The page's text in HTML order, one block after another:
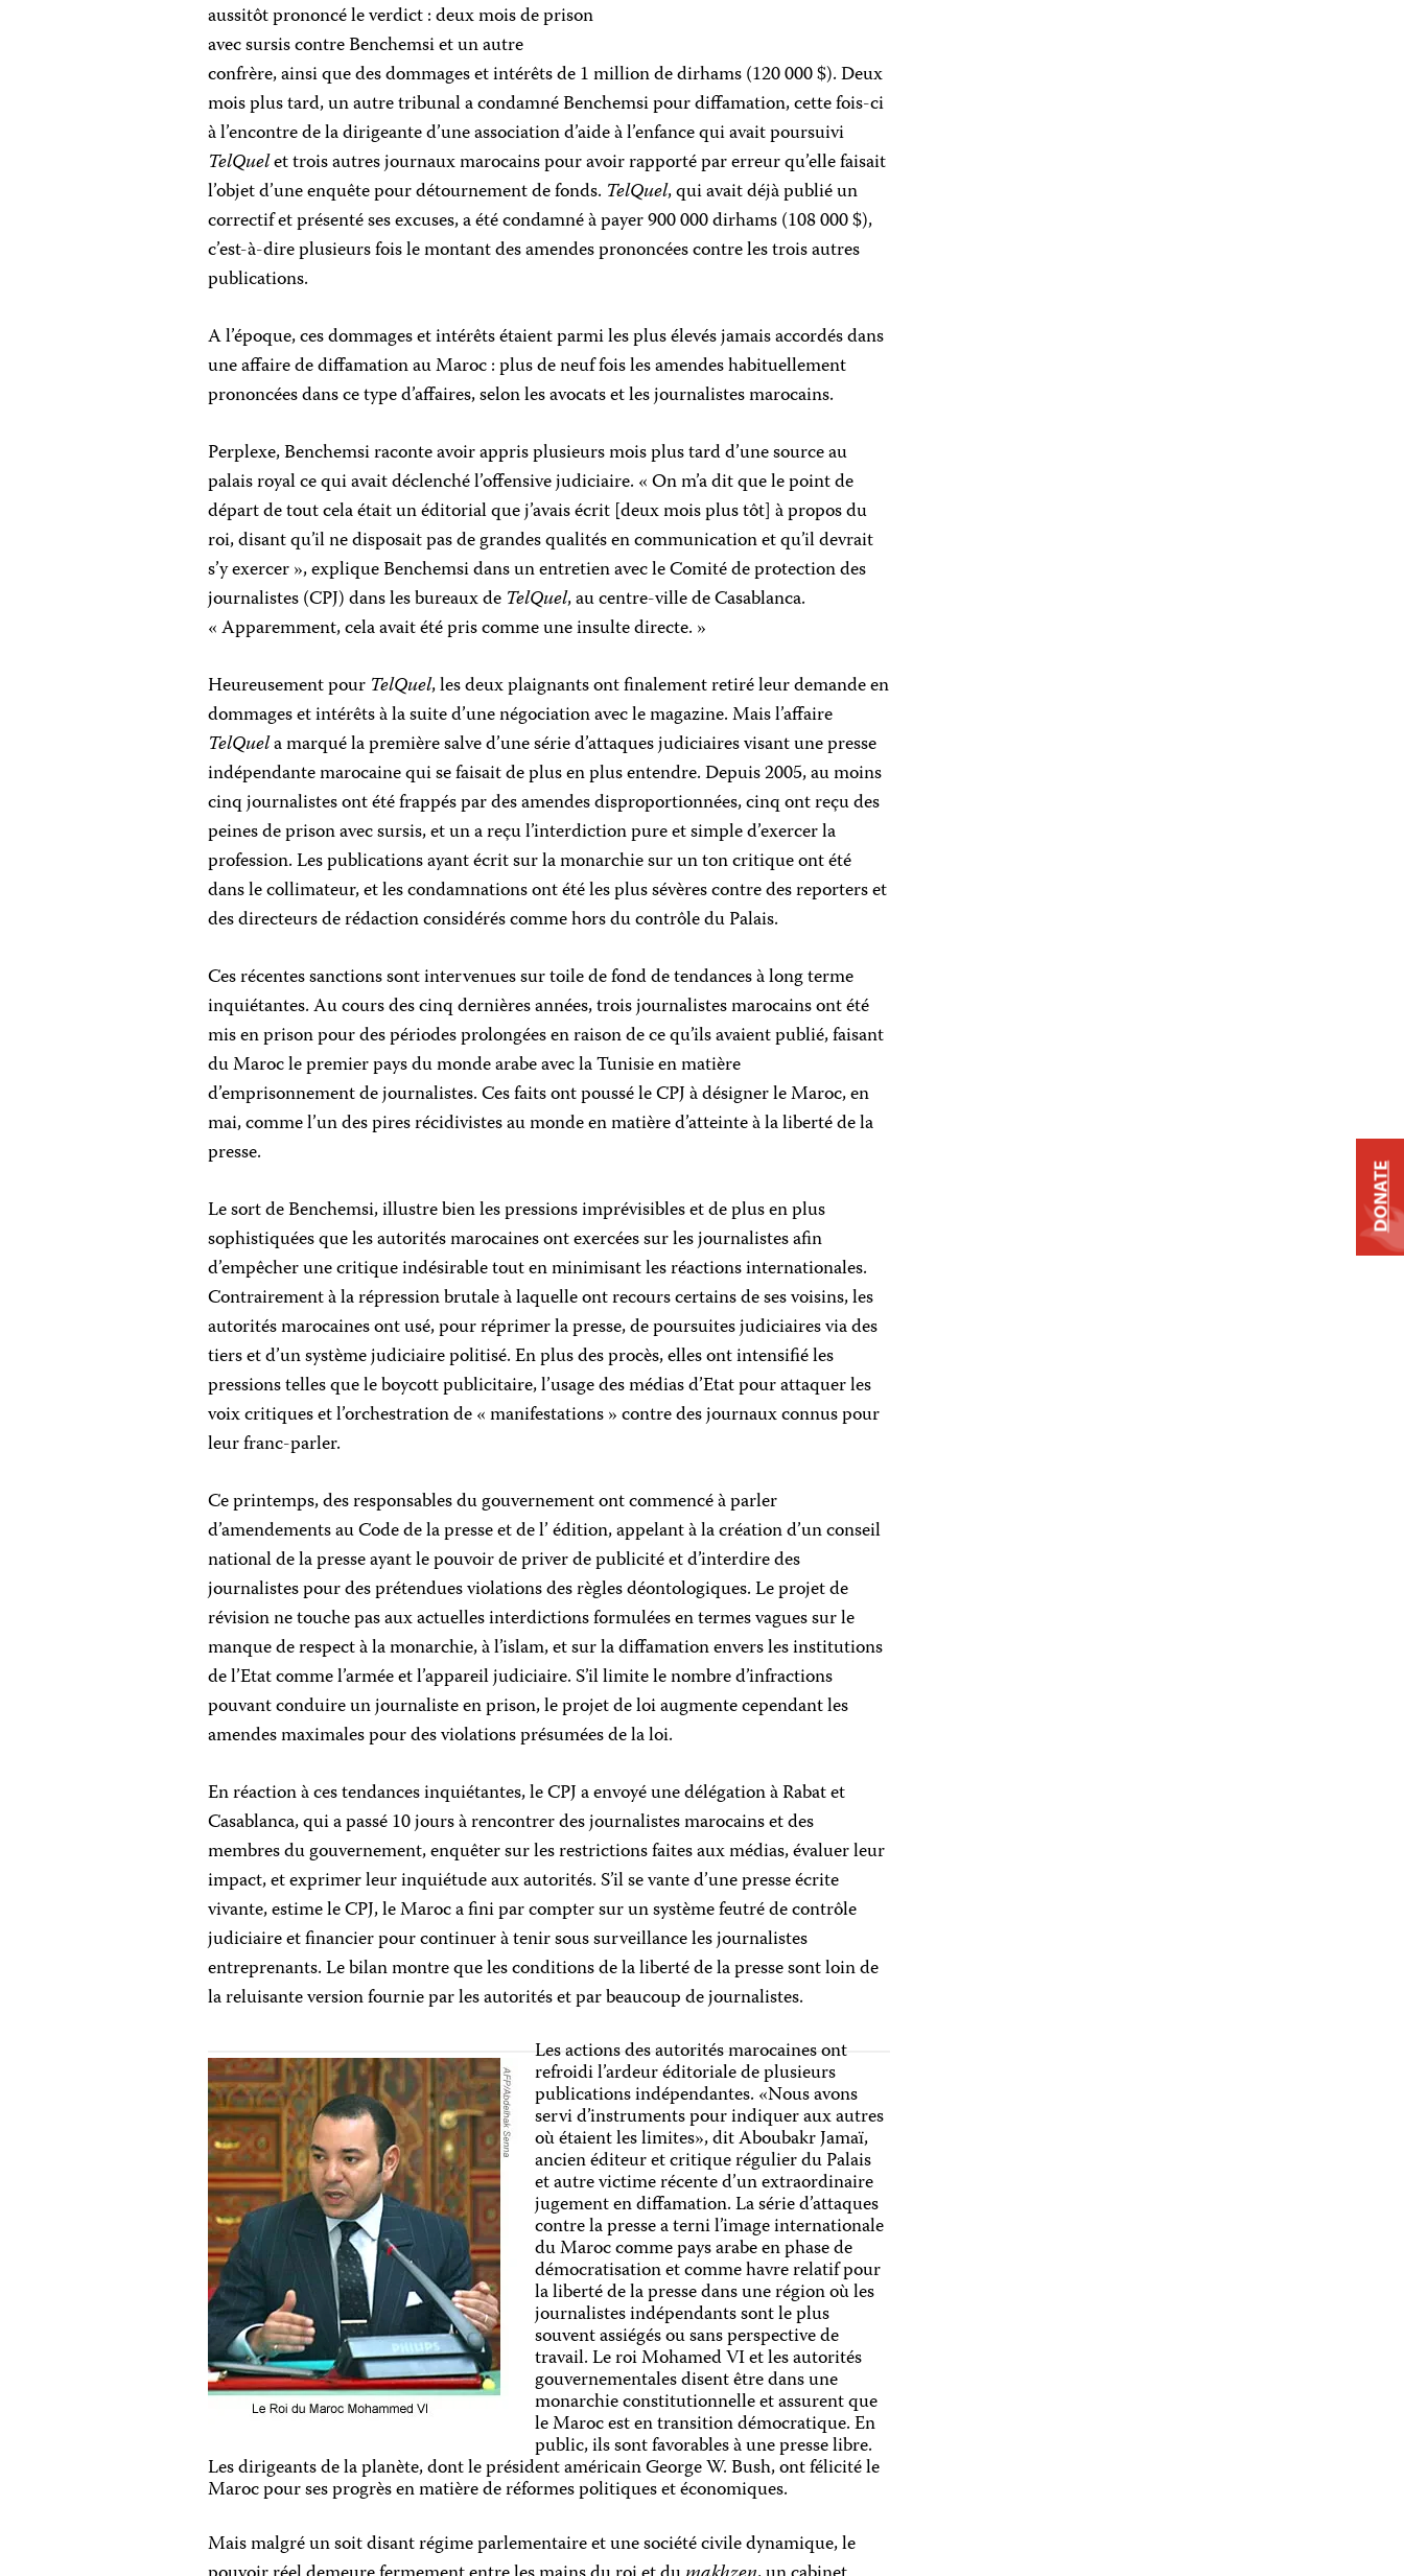
aussitôt prononcé le verdict : deux mois de prison
avec sursis contre Benchemsi et un autre
confrère, ainsi que des dommages et intérêts de 1 million de dirhams (120 000 $). Deux
mois plus tard, un autre tribunal a condamné Benchemsi pour diffamation, cette fois-ci
à l’encontre de la dirigeante d’une association d’aide à l’enfance qui avait poursuivi
TelQuelet trois autres journaux marocains pour avoir rapporté par erreur qu’elle faisait
l’objet d’une enquête pour détournement de fonds. TelQuel, qui avait déjà publié un
correctif et présenté ses excuses, a été condamné à payer 900 000 dirhams (108 000 $),
c’est-à-dire plusieurs fois le montant des amendes prononcées contre les trois autres
publications.
A l’époque, ces dommages et intérêts étaient parmi les plus élevés jamais accordés dans
une affaire de diffamation au Maroc : plus de neuf fois les amendes habituellement
prononcées dans ce type d’affaires, selon les avocats et les journalistes marocains.
Perplexe, Benchemsi raconte avoir appris plusieurs mois plus tard d’une source au
palais royal ce qui avait déclenché l’offensive judiciaire. « On m’a dit que le point de
départ de tout cela était un éditorial que j’avais écrit [deux mois plus tôt] à propos du
roi, disant qu’il ne disposait pas de grandes qualités en communication et qu’il devrait
s’y exercer », explique Benchemsi dans un entretien avec le Comité de protection des
journalistes (CPJ) dans les bureaux de TelQuel, au centre-ville de Casablanca.
« Apparemment, cela avait été pris comme une insulte directe. »
Heureusement pour TelQuel, les deux plaignants ont finalement retiré leur demande en
dommages et intérêts à la suite d’une négociation avec le magazine. Mais l’affaire
TelQuela marqué la première salve d’une série d’attaques judiciaires visant une presse
indépendante marocaine qui se faisait de plus en plus entendre. Depuis 2005, au moins
cinq journalistes ont été frappés par des amendes disproportionnées, cinq ont reçu des
peines de prison avec sursis, et un a reçu l’interdiction pure et simple d’exercer la
profession. Les publications ayant écrit sur la monarchie sur un ton critique ont été
dans le collimateur, et les condamnations ont été les plus sévères contre des reporters et
des directeurs de rédaction considérés comme hors du contrôle du Palais.
Ces récentes sanctions sont intervenues sur toile de fond de tendances à long terme
inquiétantes. Au cours des cinq dernières années, trois journalistes marocains ont été
mis en prison pour des périodes prolongées en raison de ce qu’ils avaient publié, faisant
du Maroc le premier pays du monde arabe avec la Tunisie en matière
d’emprisonnement de journalistes. Ces faits ont poussé le CPJ à désigner le Maroc, en
mai, comme l’un des pires récidivistes au monde en matière d’atteinte à la liberté de la
presse.
Le sort de Benchemsi, illustre bien les pressions imprévisibles et de plus en plus
sophistiquées que les autorités marocaines ont exercées sur les journalistes afin
d’empêcher une critique indésirable tout en minimisant les réactions internationales.
Contrairement à la répression brutale à laquelle ont recours certains de ses voisins, les
autorités marocaines ont usé, pour réprimer la presse, de poursuites judiciaires via des
tiers et d’un système judiciaire politisé. En plus des procès, elles ont intensifié les
pressions telles que le boycott publicitaire, l’usage des médias d’Etat pour attaquer les
voix critiques et l’orchestration de « manifestations » contre des journaux connus pour
leur franc-parler.
Ce printemps, des responsables du gouvernement ont commencé à parler
d’amendements au Code de la presse et de l’ édition, appelant à la création d’un conseil
national de la presse ayant le pouvoir de priver de publicité et d’interdire des
journalistes pour des prétendues violations des règles déontologiques. Le projet de
révision ne touche pas aux actuelles interdictions formulées en termes vagues sur le
manque de respect à la monarchie, à l’islam, et sur la diffamation envers les institutions
de l’Etat comme l’armée et l’appareil judiciaire. S’il limite le nombre d’infractions
pouvant conduire un journaliste en prison, le projet de loi augmente cependant les
amendes maximales pour des violations présumées de la loi.
En réaction à ces tendances inquiétantes, le CPJ a envoyé une délégation à Rabat et
Casablanca, qui a passé 10 jours à rencontrer des journalistes marocains et des
membres du gouvernement, enquêter sur les restrictions faites aux médias, évaluer leur
impact, et exprimer leur inquiétude aux autorités. S’il se vante d’une presse écrite
vivante, estime le CPJ, le Maroc a fini par compter sur un système feutré de contrôle
judiciaire et financier pour continuer à tenir sous surveillance les journalistes
entreprenants. Le bilan montre que les conditions de la liberté de la presse sont loin de
la reluisante version fournie par les autorités et par beaucoup de journalistes.
Les actions des autorités marocaines ont
refroidi l’ardeur éditoriale de plusieurs
publications indépendantes. «Nous avons
servi d’instruments pour indiquer aux autres
où étaient les limites», dit Aboubakr Jamaï,
ancien éditeur et critique régulier du Palais
et autre victime récente d’un extraordinaire
jugement en diffamation. La série d’attaques
contre la presse a terni l’image internationale
du Maroc comme pays arabe en phase de
démocratisation et comme havre relatif pour
la liberté de la presse dans une région où les
journalistes indépendants sont le plus
souvent assiégés ou sans perspective de
travail. Le roi Mohamed VI et les autorités
gouvernementales disent être dans une
monarchie constitutionnelle et assurent que
le Maroc est en transition démocratique. En
public, ils sont favorables à une presse libre.
Les dirigeants de la planète, dont le président américain George W. Bush, ont félicité le
Maroc pour ses progrès en matière de réformes politiques et économiques.
Mais malgré un soit disant régime parlementaire et une société civile dynamique, le
DONATE